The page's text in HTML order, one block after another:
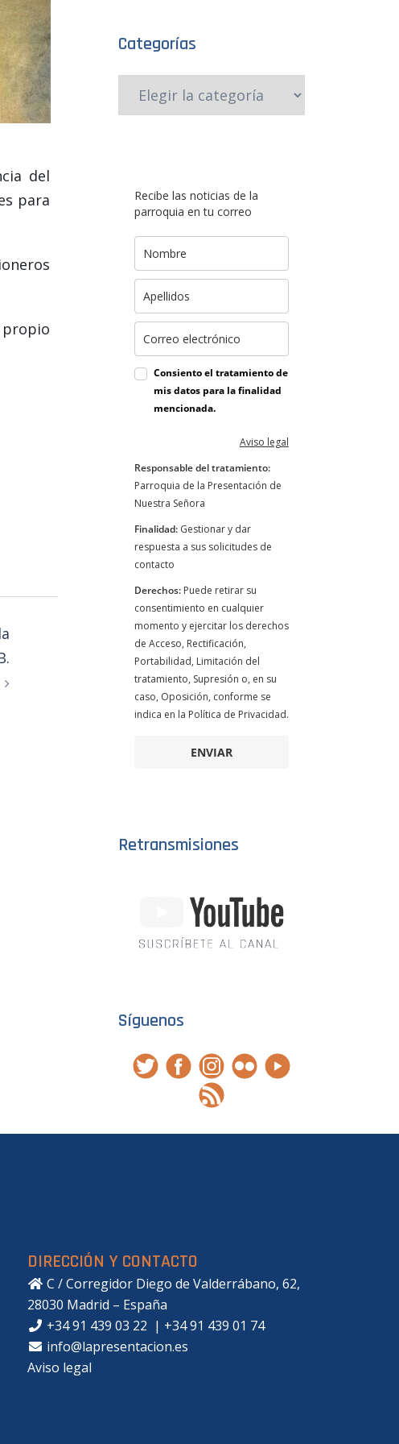
del
para
Categorías
Recibe las noticias de la
parroquia en tu correo
Consiento el tratamiento de
mis datos para la finalidad
mencionada.
Aviso legal
Responsable del tratamiento:
Parroquia de la Presentación de
Nuestra Señora
Finalidad:Gestionar y dar
respuesta a sus solicitudes de
contacto
Derechos:Puede retirar su
consentimiento en cualquier
momento y ejercitar los derechos
de Acceso, Rectificación,
Portabilidad, Limitación del
tratamiento, Supresión o, en su
caso, Oposición, conforme se
indica en la Política de Privacidad.
ENVIAR
Retransmisiones
Síguenos
DIRECCIÓN Y CONTACTO
C / Corregidor Diego de Valderrábano, 62,
28030 Madrid – España
+34 91 439 03 22 | +34 91 439 01 74
info@lapresentacion.es
Aviso legal